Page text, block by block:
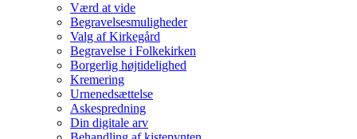
Værd at vide
Begravelsesmuligheder
Valg af Kirkegård
Begravelse i Folkekirken
Borgerlig højtidelighed
Kremering
Urnenedsættelse
Askespredning
Din digitale arv